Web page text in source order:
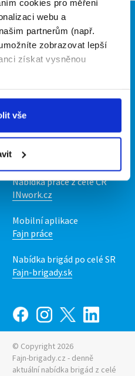
cookies pro měření
webu a
partnerům (např.
zobrazovat lepší
získat vysněnou
vše
Firmy
Vložit inzerát
Ceník
Naše další projekty
Fajn brigády
Nabídka práce z celé ČR
INwork.cz
Mobilní aplikace
Fajn práce
Nabídka brigád po celé SR
Fajn-brigady.sk
© Copyright 2026
Fajn-brigady.cz - denně
aktuální nabídka brigád z celé